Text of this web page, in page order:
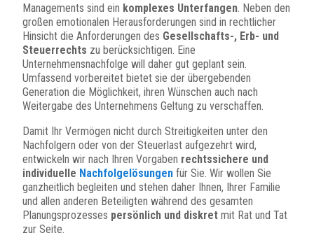
Managements sind ein komplexes Unterfangen. Neben den
großen emotionalen Herausforderungen sind in rechtlicher
Hinsicht die Anforderungen des Gesellschafts-, Erb- und
Steuerrechts zu berücksichtigen. Eine
Unternehmensnachfolge will daher gut geplant sein.
Umfassend vorbereitet bietet sie der übergebenden
Generation die Möglichkeit, ihren Wünschen auch nach
Weitergabe des Unternehmens Geltung zu verschaffen.
Damit Ihr Vermögen nicht durch Streitigkeiten unter den
Nachfolgern oder von der Steuerlast aufgezehrt wird,
entwickeln wir nach Ihren Vorgaben rechtssichere und
individuelle Nachfolgelösungen für Sie. Wir wollen Sie
ganzheitlich begleiten und stehen daher Ihnen, Ihrer Familie
und allen anderen Beteiligten während des gesamten
Planungsprozesses persönlich und diskret mit Rat und Tat
zur Seite.